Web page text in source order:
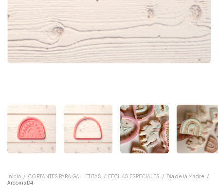
Inicio / CORTANTES PARA GALLETITAS / FECHAS ESPECIALES / Dia de la Madre /
Arcoiris D4